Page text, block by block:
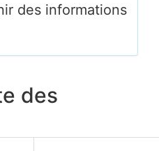
des informations
des